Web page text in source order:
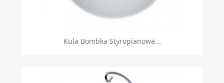
Kula Bombka Styropianowa...